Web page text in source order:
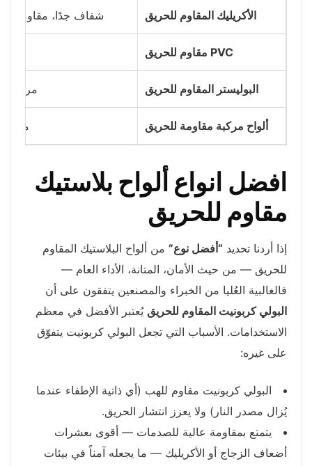
الأكريليك المقاوم للحريق شفاف جدًا، مقاومة
PVC مقاوم للحريق
البوليستر المقاوم للحريق مرن،
ألواح مركبة مقاومة للحريق مزيج
افضل انواع ألواح بلاستيك
مقاوم للحريق
إذا أردنا تحديد “أفضل نوع” من ألواح البلاستيك المقاوم
للحريق — من حيث الأمان، المتانة، الأداء العام —
فالغالبية العُليا من الخبراء والمصنعين يتفقون على أن
البولي كربونيت المقاوم للحريق يُعتبر الأفضل في معظم
الاستخدامات. الأسباب التي تجعل البولي كربونيت يتفوّق
على غيره:
البولي كربونيت مقاوم للهب (أي ذاتية الإطفاء عندما
يُزال مصدر النار) ولا يعزز انتشار الحريق.
يتمتع بمقاومة عالية للصدمات — أقوى بعشرات
أضعاف الزجاج أو الأكريليك — ما يجعله آمناً في بيئات